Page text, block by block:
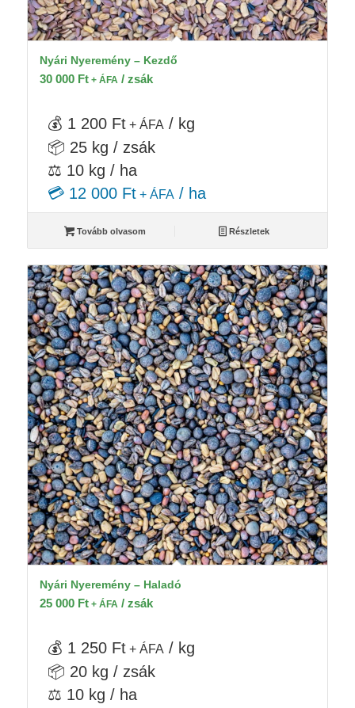
Nyári Nyeremény – Kezdő
30 000 Ft+ ÁFA / zsák
💰 1 200 Ft+ ÁFA / kg
📦 25 kg / zsák
⚖️ 10 kg / ha
💳 12 000 Ft+ ÁFA/ ha
Tovább olvasom Részletek
Nyári Nyeremény – Haladó
25 000 Ft+ ÁFA / zsák
💰 1 250 Ft+ ÁFA / kg
📦 20 kg / zsák
⚖️ 10 kg / ha